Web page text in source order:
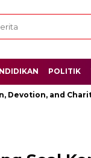
POLITIK
and Charity